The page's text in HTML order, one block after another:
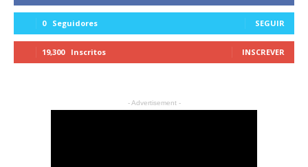
0 Seguidores SEGUIR
19,300 Inscritos INSCREVER
- Advertisement -